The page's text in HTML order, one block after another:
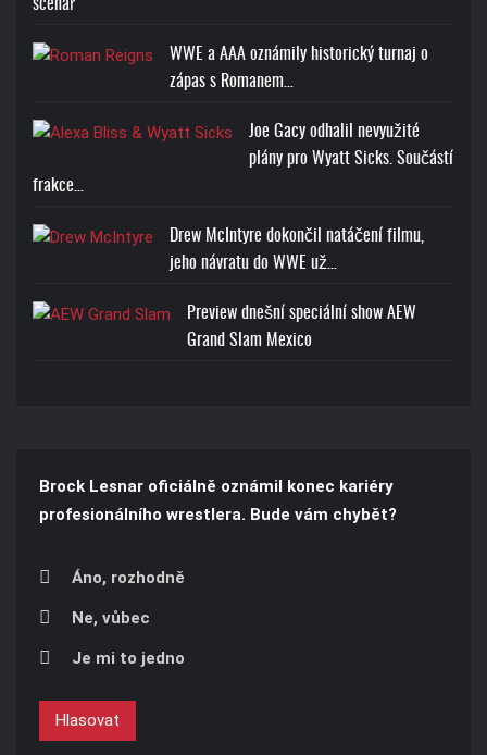
scénář
WWE a AAA oznámily historický turnaj o
zápas s Romanem…
Joe Gacy odhalil nevyužité
plány pro Wyatt Sicks. Součástí
frakce…
Drew McIntyre dokončil natáčení filmu,
jeho návratu do WWE už…
Preview dnešní speciální show AEW
Grand Slam Mexico
Brock Lesnar oficiálně oznámil konec kariéry
profesionálního wrestlera. Bude vám chybět?
Áno, rozhodně
Ne, vůbec
Je mi to jedno
Hlasovat